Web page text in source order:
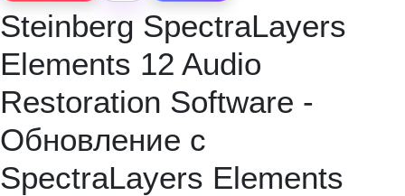
Steinberg SpectraLayers
Elements 12 Audio
Restoration Software -
Обновление с
SpectraLayers Elements